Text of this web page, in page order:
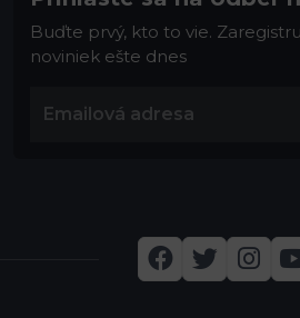
Buďte prvý, kto to vie.
noviniek ešte dnes